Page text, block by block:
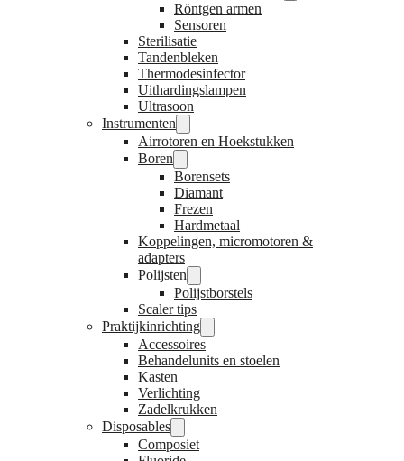
Röntgen armen
Sensoren
Sterilisatie
Tandenbleken
Thermodesinfector
Uithardingslampen
Ultrasoon
Instrumenten
Airrotoren en Hoekstukken
Boren
Borensets
Diamant
Frezen
Hardmetaal
Koppelingen, micromotoren &
adapters
Polijsten
Polijstborstels
Scaler tips
Praktijkinrichting
Accessoires
Behandelunits en stoelen
Kasten
Verlichting
Zadelkrukken
Disposables
Composiet